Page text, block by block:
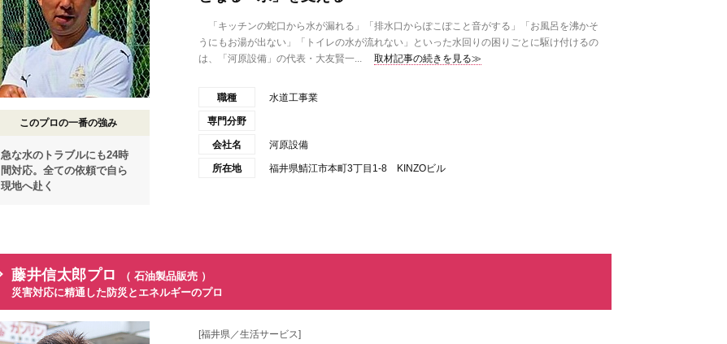
このプロの一番の強み
急な水のトラブルにも24時
間対応。全ての依頼で自ら
現地へ赴く
「キッチンの蛇口から水が漏れる」「排水口からぽこぽこと音がする」「お風呂を沸かそ
うにもお湯が出ない」「トイレの水が流れない」といった水回りの困りごとに駆け付けるの
は、「河原設備」の代表・大友賢一...
取材記事の続きを見る≫
職種 水道工事業
専門分野
会社名 河原設備
所在地 福井県鯖江市本町3丁目1-8 KINZOビル
藤井信太郎プロ
（ 石油製品販売 ）
災害対応に精通した防災とエネルギーのプロ
[福井県／生活サービス]